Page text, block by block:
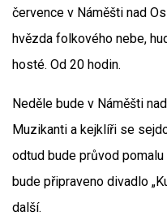
července v Náměšti nad
hvězda folkového nebe,
hosté. Od 20 hodin.
Neděle bude v Náměšti
Muzikanti a kejklíři se
odtud bude průvod
bude připraveno divadlo
další.